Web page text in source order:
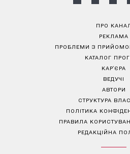
ПРО
РЕКЛАМА
ПРОБЛЕМИ З
КАТАЛОГ
КАР’ЄРА
ВЕДУЧІ
АВТОРИ
СТРУКТУРА
ПОЛІТИКА
ПРАВИЛА
РЕДАКЦІЙНА